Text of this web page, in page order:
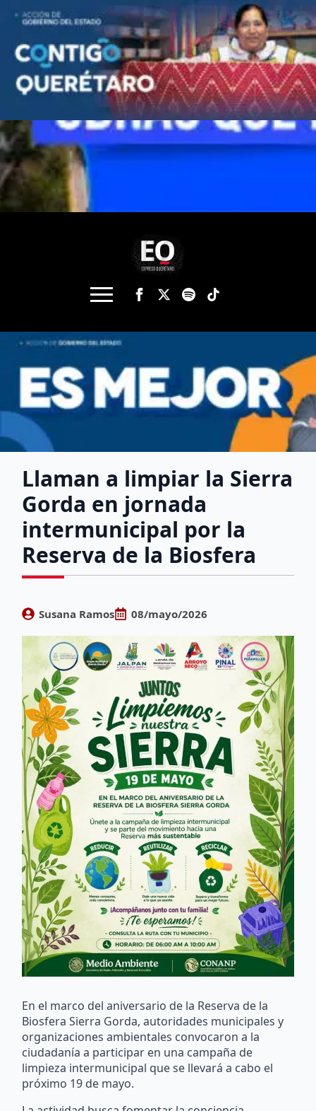
Llaman a limpiar la Sierra
Gorda en jornada
intermunicipal por la
Reserva de la Biosfera
Susana Ramos 08/mayo/2026
En el marco del aniversario de la Reserva de la
Biosfera Sierra Gorda, autoridades municipales y
organizaciones ambientales convocaron a la
ciudadanía a participar en una campaña de
limpieza intermunicipal que se llevará a cabo el
próximo 19 de mayo.